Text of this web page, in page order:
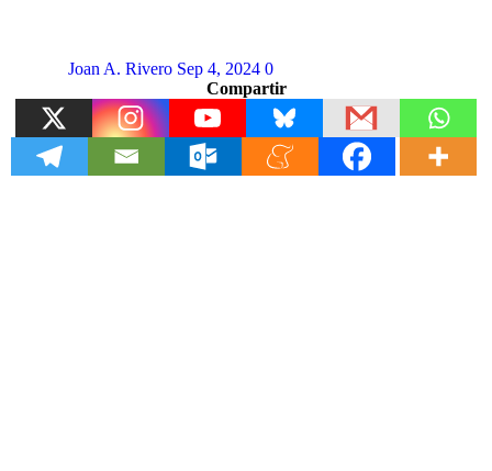
Joan A. Rivero Sep 4, 2024 0
Compartir